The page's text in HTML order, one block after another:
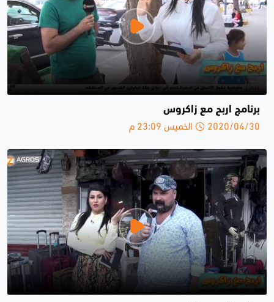
برنامج اربح مع زاكروس
2020/04/30 الخميس 23:09 م